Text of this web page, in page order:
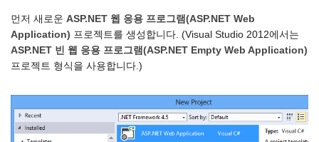
먼저 새로운 ASP.NET 웹 응용 프로그램(ASP.NET Web
Application) 프로젝트를 생성합니다. (Visual Studio 2012에서는
ASP.NET 빈 웹 응용 프로그램(ASP.NET Empty Web Application)
프로젝트 형식을 사용합니다.)